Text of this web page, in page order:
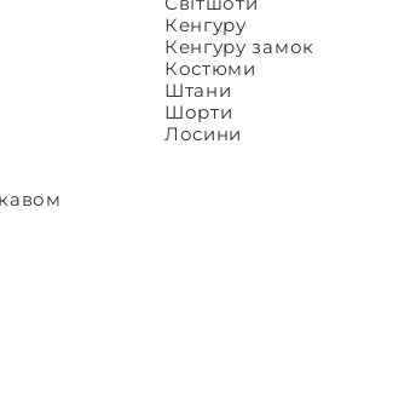
Кенгуру
Кенгуру замок
Костюми
Штани
Шорти
Лосини